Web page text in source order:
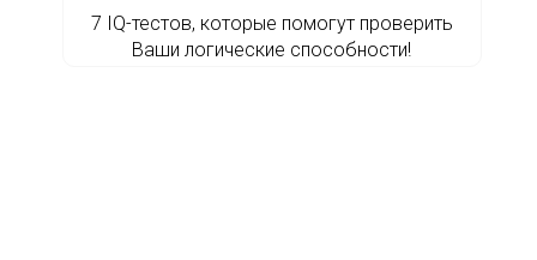
7 IQ-тестов, которые помогут проверить
Ваши логические способности!